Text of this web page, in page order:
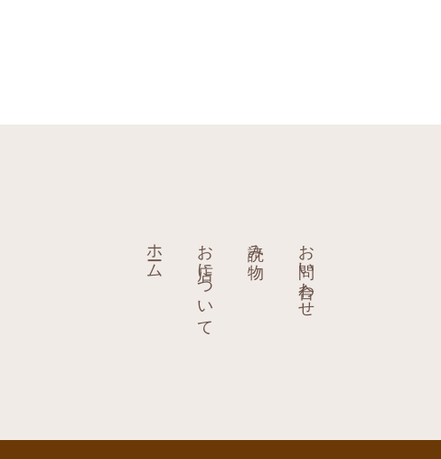
ホーム お店について 読み物 お問い合わせ